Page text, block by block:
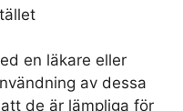
en läkare eller
av dessa
de är lämpliga för